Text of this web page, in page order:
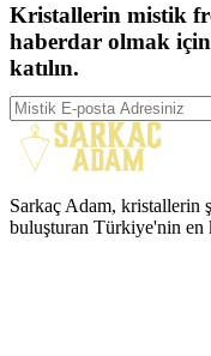
Kristallerin mistik
haberdar olmak için
katılın.
Sarkaç Adam, kristallerin
buluşturan Türkiye'nin en